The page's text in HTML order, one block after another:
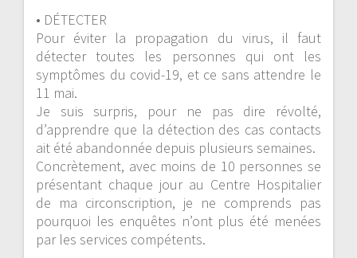
• DÉTECTER
Pour éviter la propagation du virus, il faut
détecter toutes les personnes qui ont les
symptômes du covid-19, et ce sans attendre le
11 mai.
Je suis surpris, pour ne pas dire révolté,
d’apprendre que la détection des cas contacts
ait été abandonnée depuis plusieurs semaines.
Concrètement, avec moins de 10 personnes se
présentant chaque jour au Centre Hospitalier
de ma circonscription, je ne comprends pas
pourquoi les enquêtes n’ont plus été menées
par les services compétents.